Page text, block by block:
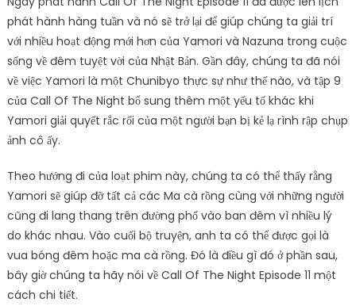
phát hành hàng tuần và nó sẽ trở lại để giúp chúng ta giải trí
với nhiều hoạt động mới hơn của Yamori và Nazuna trong cuộc
sống về đêm tuyệt vời của Nhật Bản. Gần đây, chúng ta đã nói
về việc Yamori là một Chunibyo thực sự như thế nào, và tập 9
của Call Of The Night bổ sung thêm một yếu tố khác khi
Yamori giải quyết rắc rối của một người bạn bị kẻ lạ rình rập chụp
ảnh cô ấy.
Theo hướng đi của loạt phim này, chúng ta có thể thấy rằng
Yamori sẽ giúp đỡ tất cả các Ma cà rồng cùng với những người
cũng đi lang thang trên đường phố vào ban đêm vì nhiều lý
do khác nhau. Vào cuối bộ truyện, anh ta có thể được gọi là
vua bóng đêm hoặc ma cà rồng. Đó là điều gì đó ở phần sau,
bây giờ chúng ta hãy nói về Call Of The Night Episode 11 một
cách chi tiết.